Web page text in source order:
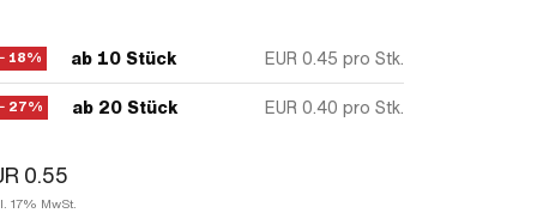
18% ab 10 Stück EUR 0.45 pro Stk.
27% ab 20 Stück EUR 0.40 pro Stk.
0.55
17% MwSt.